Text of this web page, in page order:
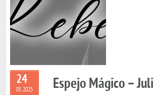
24
05 2025 Espejo Mágico – Juli